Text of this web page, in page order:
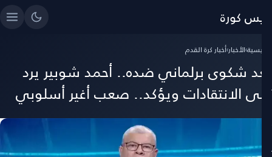
كورة
›الأخبار›أخبار كرة القدم
شكوى برلماني ضده.. أحمد شوبير يرد
الانتقادات ويؤكد.. صعب أغير أسلوبي